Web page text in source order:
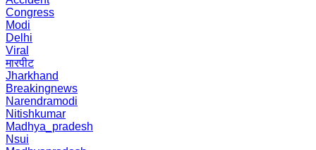
Congress
Modi
Delhi
Viral
मारपीट
Jharkhand
Breakingnews
Narendramodi
Nitishkumar
Madhya_pradesh
Nsui